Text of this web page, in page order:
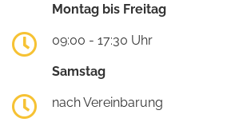
Montag bis Freitag
09:00 - 17:30 Uhr
Samstag
nach Vereinbarung